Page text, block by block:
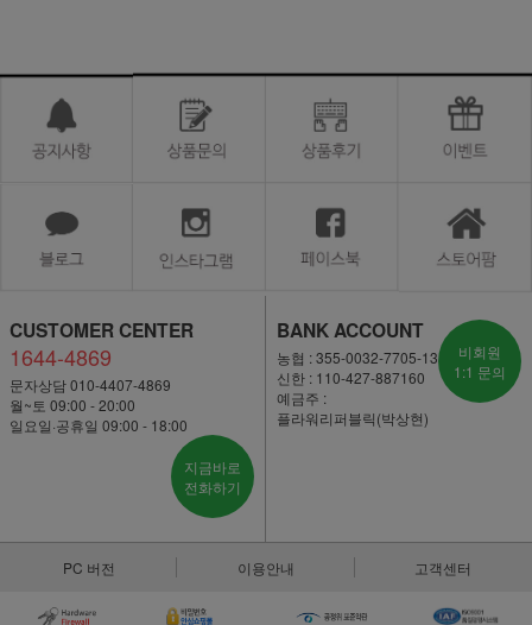
CUSTOMER CENTER
1644-4869
문자상담 010-4407-4869
월~토 09:00 - 20:00
일요일·공휴일 09:00 - 18:00
지금바로
전화하기
BANK ACCOUNT
농협 : 355-0032-7705-13
신한 : 110-427-887160
예금주 :
플라워리퍼블릭(박상현)
비회원
1:1 문의
PC 버전 이용안내 고객센터